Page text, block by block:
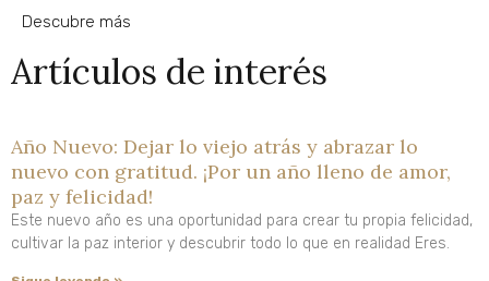
Descubre más
Artículos de interés
Año Nuevo: Dejar lo viejo atrás y abrazar lo
nuevo con gratitud. ¡Por un año lleno de amor,
paz y felicidad!
Este nuevo año es una oportunidad para crear tu propia felicidad,
cultivar la paz interior y descubrir todo lo que en realidad Eres.